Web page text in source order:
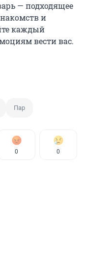
— подходящее
и
каждый
вести вас.
Пар
0 0